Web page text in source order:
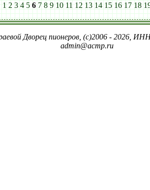
1 2 3 4 5 6 7 8 9 10 11 12 13 14 15 16 17 18
Дворец пионеров, (c)2006 - 2026,
admin@acmp.ru